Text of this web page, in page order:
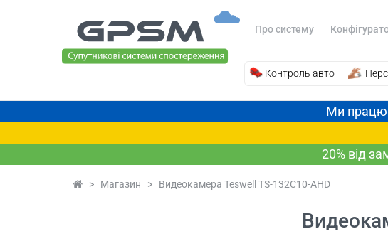
Про систему
Контроль авто
Ми
20% від
> Магазин > Видеокамера Teswell TS-132C10-AHD